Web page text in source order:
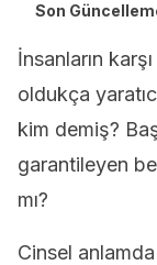
Son
İnsanların
oldukça
kim demiş?
garantileyen
mı?
Cinsel